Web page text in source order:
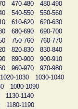
470-480
480-490
540-550
550-560
610-620
620-630
680-690
690-700
750-760
760-770
820-830
830-840
890-900
900-910
960-970
970-980
1020-1030
1030-1040
1080-1090
1130-1140
1180-1190